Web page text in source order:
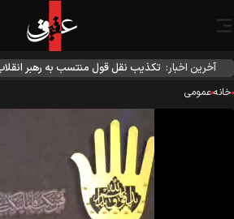
آخرین اخبار: تکذیب نقل قول منتسب به رهبر انقلاب
عمومی